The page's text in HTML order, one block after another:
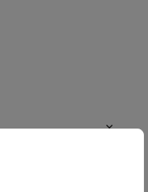
